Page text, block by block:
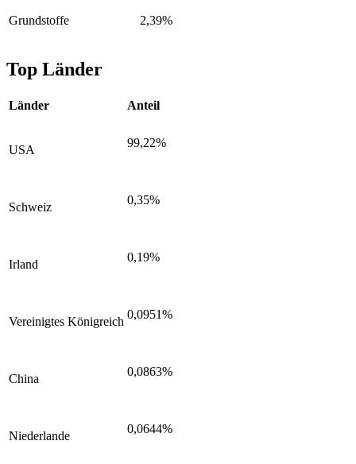
Grundstoffe 2,39%
Top Länder
Länder Anteil
USA
99,22%
Schweiz
0,35%
Irland
0,19%
Vereinigtes Königreich
0,0951%
China
0,0863%
Niederlande
0,0644%